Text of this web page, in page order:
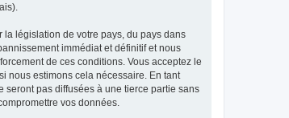
législation de votre pays, du pays dans
immédiat et définitif et nous
de ces conditions. Vous acceptez le
nous estimons cela nécessaire. En tant
seront pas diffusées à une tierce partie sans
vos données.